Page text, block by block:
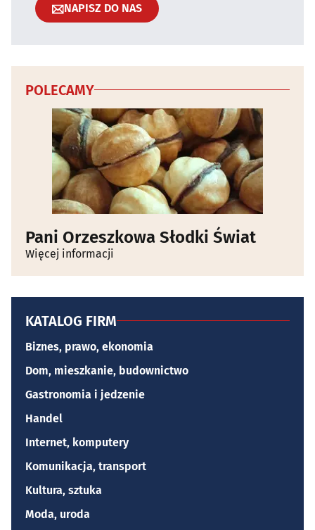
NAPISZ DO NAS
POLECAMY
Pani Orzeszkowa Słodki Świat
Więcej informacji
KATALOG FIRM
Biznes, prawo, ekonomia
Dom, mieszkanie, budownictwo
Gastronomia i jedzenie
Handel
Internet, komputery
Komunikacja, transport
Kultura, sztuka
Moda, uroda